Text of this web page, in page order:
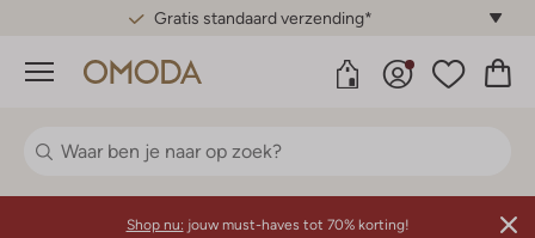
Gratis standaard verzending*
Menu
Shop nu: jouw must-haves tot 70% korting!